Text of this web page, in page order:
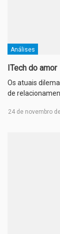
Análises
ITech do amor
Os atuais
de
24 de novembro